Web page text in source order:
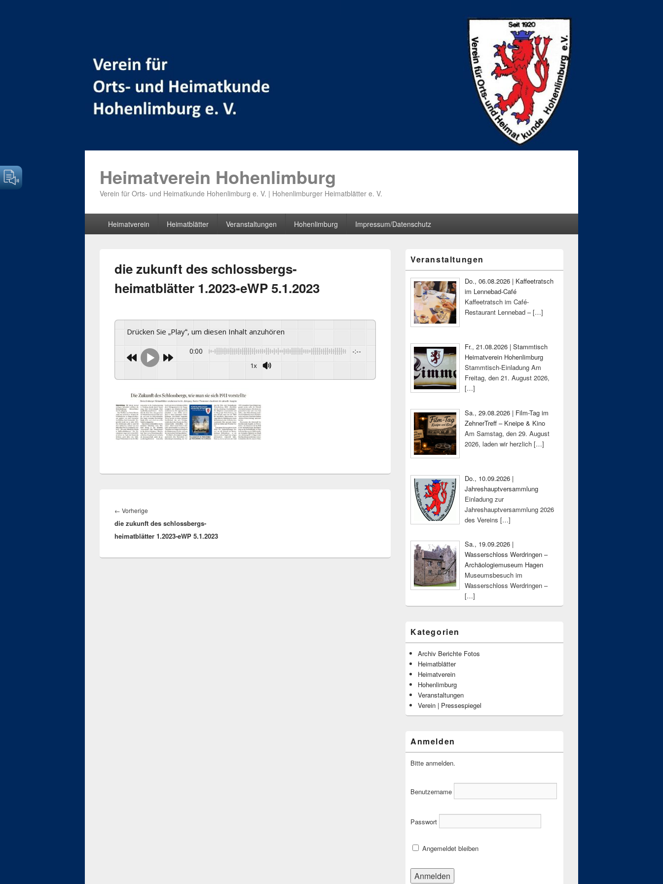
Heimatverein Hohenlimburg
Verein für Orts- und Heimatkunde Hohenlimburg e. V. | Hohenlimburger Heimatblätter e. V.
Heimatverein Heimatblätter Veranstaltungen Hohenlimburg Impressum/Datenschutz
die zukunft des schlossbergs-
heimatblätter 1.2023-eWP 5.1.2023
Drücken Sie „Play“, um diesen Inhalt anzuhören
0:00 -:--
1x
← Vorherige
Beitrag:
die zukunft des schlossbergs-
heimatblätter 1.2023-eWP 5.1.2023
Seitenleisten-
Widgetbereich
Veranstaltungen
Do., 06.08.2026 | Kaffeetratsch
im Lennebad-Café
Kaffeetratsch im Café-
Restaurant Lennebad –[…]
Fr., 21.08.2026 | Stammtisch
Heimatverein Hohenlimburg
Stammtisch-Einladung Am
Freitag, den 21. August 2026,
[…]
Sa., 29.08.2026 | Film-Tag im
ZehnerTreff – Kneipe & Kino
Am Samstag, den 29. August
2026, laden wir herzlich […]
Do., 10.09.2026 |
Jahreshauptversammlung
Einladung zur
Jahreshauptversammlung 2026
des Vereins […]
Sa., 19.09.2026 |
Wasserschloss Werdringen –
Archäologiemuseum Hagen
Museumsbesuch im
Wasserschloss Werdringen –
[…]
Kategorien
Archiv Berichte Fotos
Heimatblätter
Heimatverein
Hohenlimburg
Veranstaltungen
Verein | Pressespiegel
Anmelden
Bitte anmelden.
Benutzername
Passwort
Angemeldet bleiben